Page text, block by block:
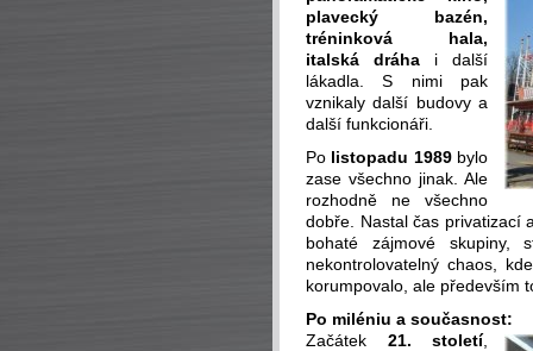
plavecký bazén,
tréninková hala,
italská dráha i další
lákadla. S nimi pak
vznikaly další budovy a
další funkcionáři.
Po listopadu 1989bylo
zase všechno jinak. Ale
rozhodně ne všechno
dobře. Nastal čas privatizací
bohaté zájmové skupiny,
nekontrolovatelný chaos,
korumpovalo, ale především
Po miléniu a současnost:
Začátek 21. století,